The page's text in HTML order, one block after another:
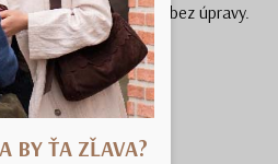
v naturálnej podobe, bez úpravy.
BY ŤA ZĽAVA?